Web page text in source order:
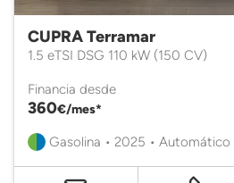
CUPRA Terramar
1.5 eTSI DSG 110 kW (150 CV)
Financia desde
360€/mes*
Gasolina • 2025 • Automático